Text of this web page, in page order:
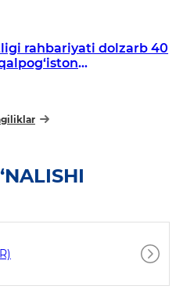
rahbariyati dolzarb 40